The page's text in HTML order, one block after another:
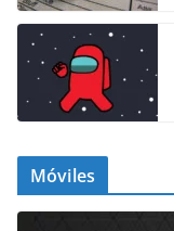
Móviles